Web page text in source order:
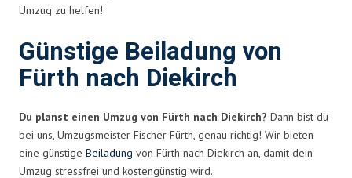
Umzug zu helfen!
Günstige Beiladung von
Fürth nach Diekirch
Du planst einen Umzug von Fürth nach Diekirch? Dann bist du
bei uns, Umzugsmeister Fischer Fürth, genau richtig! Wir bieten
eine günstige Beiladung von Fürth nach Diekirch an, damit dein
Umzug stressfrei und kostengünstig wird.